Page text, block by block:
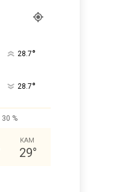
28.7°
28.7°
30 %
KAM
29°